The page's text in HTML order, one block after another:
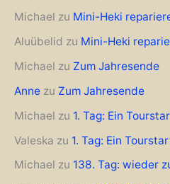
Michael zu Mini-Heki
Aluübelid zu Mini-Heki
Michael zu Zum Jahresende
Anne zu Zum Jahresende
Michael zu 1. Tag: Ein
Valeska zu 1. Tag: Ein
Michael zu 138. Tag: wieder